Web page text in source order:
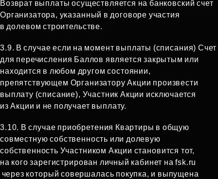
Возврат выплаты осуществляется на банковский счет
Организатора, указанный в договоре участия
в долевом строительстве.
3.9. В случае если на момент выплаты (списания) Счет
для перечисления Баллов является закрытым или
находится в любом другом состоянии,
препятствующем Организатору Акции произвести
выплату (списание), Участник Акции исключается
из Акции и не получает выплату.
3.10. В случае приобретения Квартиры в общую
совместную собственность или долевую
собственность Участником Акции становится тот,
на кого зарегистрирован личный кабинет на fsk.ru
через который совершалась покупка, и выпущена